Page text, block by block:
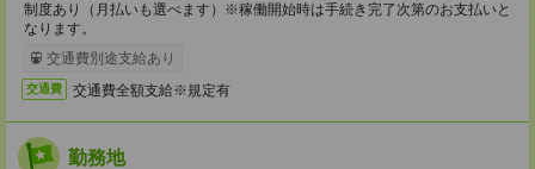
制度あり（月払いも選べます）※稼働開始時は手続き完了次第のお支払いと
なります。
交通費別途支給あり
交通費 交通費全額支給※規定有
勤務地